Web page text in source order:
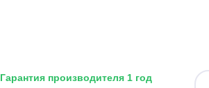
Гарантия производителя 1 год